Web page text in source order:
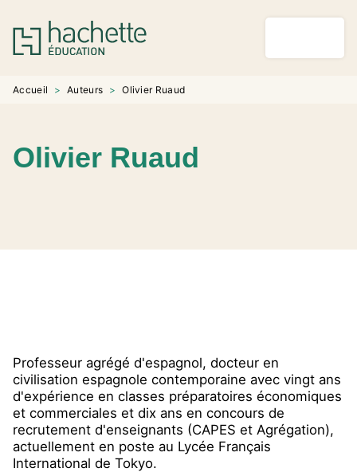
MENU RECHERCHE
PIED DE PAGE
Accueil > Auteurs > Olivier Ruaud
Olivier Ruaud
Professeur agrégé d'espagnol, docteur en
civilisation espagnole contemporaine avec vingt ans
d'expérience en classes préparatoires économiques
et commerciales et dix ans en concours de
recrutement d'enseignants (CAPES et Agrégation),
actuellement en poste au Lycée Français
International de Tokyo.